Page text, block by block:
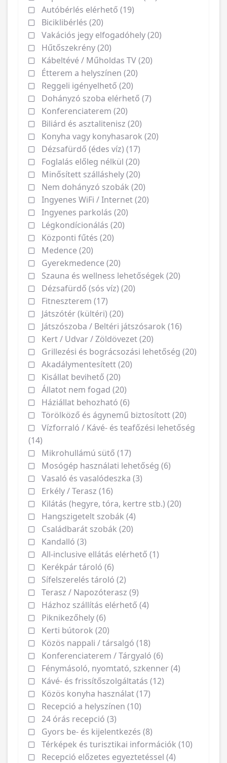
Autóbérlés elérhető (19)
Biciklibérlés (20)
Vakációs jegy elfogadóhely (20)
Hűtőszekrény (20)
Kábeltévé / Műholdas TV (20)
Étterem a helyszínen (20)
Reggeli igényelhető (20)
Dohányzó szoba elérhető (7)
Konferenciaterem (20)
Biliárd és asztalitenisz (20)
Konyha vagy konyhasarok (20)
Dézsafürdő (édes víz) (17)
Foglalás előleg nélkül (20)
Minősített szálláshely (20)
Nem dohányzó szobák (20)
Ingyenes WiFi / Internet (20)
Ingyenes parkolás (20)
Légkondícionálás (20)
Központi fűtés (20)
Medence (20)
Gyerekmedence (20)
Szauna és wellness lehetőségek (20)
Dézsafürdő (sós víz) (20)
Fitneszterem (17)
Játszótér (kültéri) (20)
Játszószoba / Beltéri játszósarok (16)
Kert / Udvar / Zöldövezet (20)
Grillezési és bográcsozási lehetőség (20)
Akadálymentesített (20)
Kisállat bevihető (20)
Állatot nem fogad (20)
Háziállat behozható (6)
Törölköző és ágynemű biztosított (20)
Vízforraló / Kávé- és teafőzési lehetőség
(14)
Mikrohullámú sütő (17)
Mosógép használati lehetőség (6)
Vasaló és vasalódeszka (3)
Erkély / Terasz (16)
Kilátás (hegyre, tóra, kertre stb.) (20)
Hangszigetelt szobák (4)
Családbarát szobák (20)
Kandalló (3)
All-inclusive ellátás elérhető (1)
Kerékpár tároló (6)
Sífelszerelés tároló (2)
Terasz / Napozóterasz (9)
Házhoz szállítás elérhető (4)
Piknikezőhely (6)
Kerti bútorok (20)
Közös nappali / társalgó (18)
Konferenciaterem / Tárgyaló (6)
Fénymásoló, nyomtató, szkenner (4)
Kávé- és frissítőszolgáltatás (12)
Közös konyha használat (17)
Recepció a helyszínen (10)
24 órás recepció (3)
Gyors be- és kijelentkezés (8)
Térképek és turisztikai információk (10)
Recepció előzetes egyeztetéssel (4)